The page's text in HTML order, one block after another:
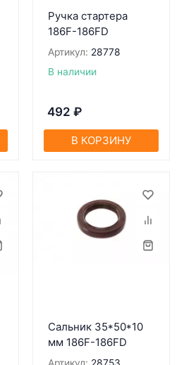
Ручка стартера
186F-186FD
Артикул: 28778
В наличии
492 ₽
В КОРЗИНУ
Сальник 35*50*10
мм 186F-186FD